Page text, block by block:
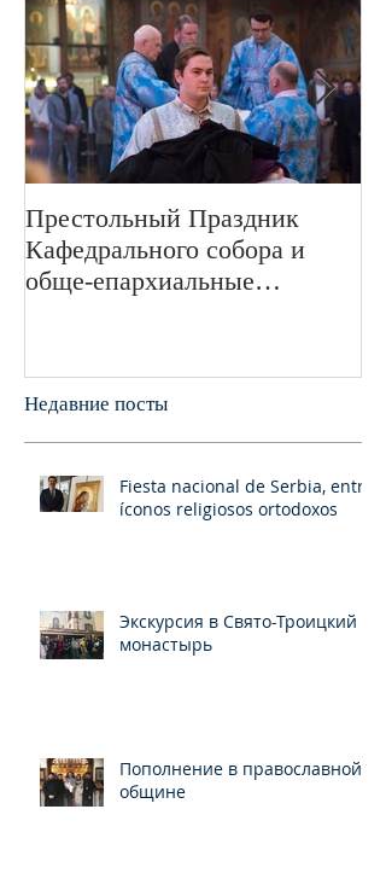
Престольный Праздник
Кафедрального собора и
обще-епархиальные
Недавние посты
Fiesta nacional de Serbia, entre
íconos religiosos ortodoxos
Экскурсия в Свято-Троицкий
монастырь
Пополнение в православной
общине